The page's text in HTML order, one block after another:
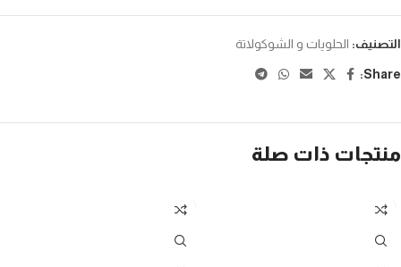
التصنيف: الحلويات و الشوكولاتة
Share:
منتجات ذات صلة